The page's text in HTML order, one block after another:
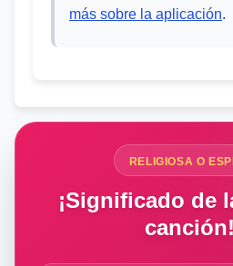
más sobre la aplicación.
RELIGIOSA O
¡Significado de